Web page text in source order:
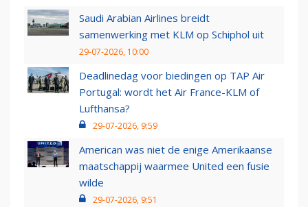
Saudi Arabian Airlines breidt
samenwerking met KLM op Schiphol uit
29-07-2026, 10:00
Deadlinedag voor biedingen op TAP Air
Portugal: wordt het Air France-KLM of
Lufthansa?
29-07-2026, 9:59
American was niet de enige Amerikaanse
maatschappij waarmee United een fusie
wilde
29-07-2026, 9:51